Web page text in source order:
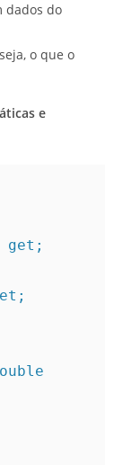
dados do
o que o
e